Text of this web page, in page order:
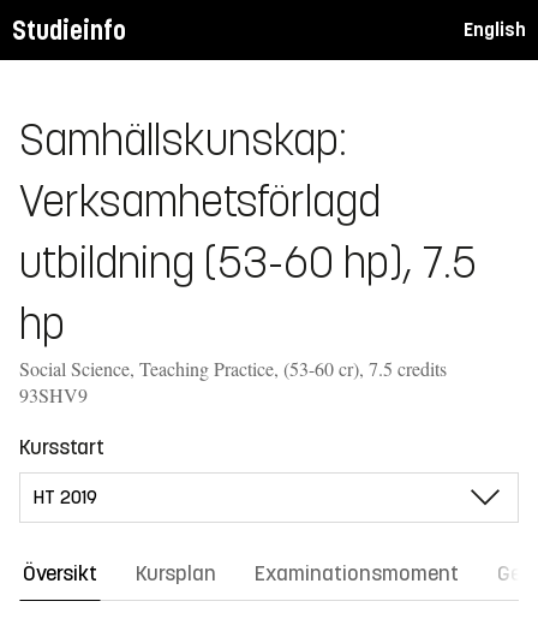
Studieinfo English
Samhällskunskap:
Verksamhetsförlagd
utbildning (53-60 hp), 7.5
hp
Social Science, Teaching Practice, (53-60 cr), 7.5 credits
93SHV9
Kursstart
Översikt Kursplan Examinationsmoment